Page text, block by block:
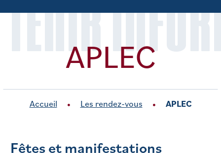
APLEC
Accueil Les rendez-vous APLEC
Fêtes et manifestations